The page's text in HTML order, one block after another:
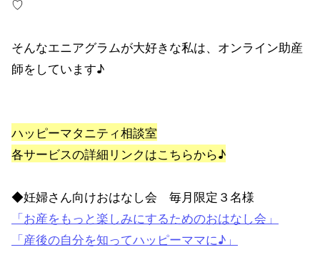
♡
そんなエニアグラムが大好きな私は、オンライン助産
師をしています♪
ハッピーマタニティ相談室
各サービスの詳細リンクはこちらから♪
◆妊婦さん向けおはなし会 毎月限定３名様
「お産をもっと楽しみにするためのおはなし会」
「産後の自分を知ってハッピーママに♪」